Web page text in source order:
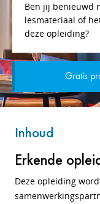
Ben jij benieuwd
lesmateriaal of
deze opleiding?
Gratis
Inhoud
Erkende
Deze opleiding